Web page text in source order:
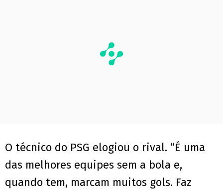
O técnico do PSG elogiou o rival. “É uma
das melhores equipes sem a bola e,
quando tem, marcam muitos gols. Faz